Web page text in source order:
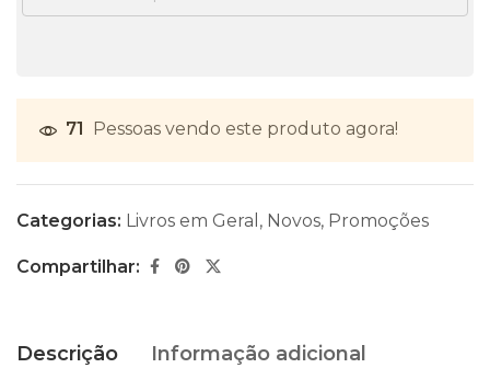
71 Pessoas vendo este produto agora!
Categorias: Livros em Geral , Novos, Promoções
Compartilhar:
Descrição Informação adicional